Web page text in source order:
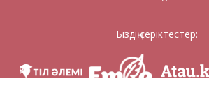
Біздің серіктестер: